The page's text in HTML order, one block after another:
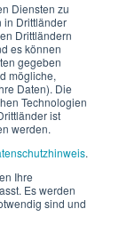
Diensten zu
in Drittländer
Drittländern
es können
gegeben
mögliche,
Daten). Die
Technologien
ist
werden.
.
Ihre
Es werden
sind und